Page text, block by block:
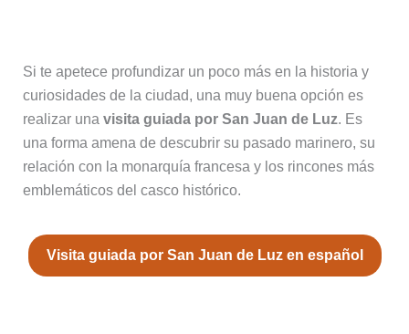
Si te apetece profundizar un poco más en la historia y
curiosidades de la ciudad, una muy buena opción es
realizar una visita guiada por San Juan de Luz. Es
una forma amena de descubrir su pasado marinero, su
relación con la monarquía francesa y los rincones más
emblemáticos del casco histórico.
Visita guiada por San Juan de Luz en español